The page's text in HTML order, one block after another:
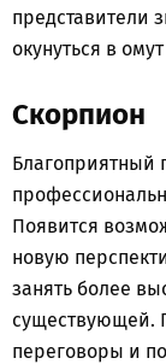
представители
окунуться в
Скорпион
Благоприятный
Появится
новую
занять более
существующей.
переговоры и